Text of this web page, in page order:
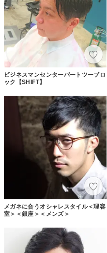
ビジネスマンセンターパートツーブロ
ック【SHIFT】
メガネに合うオシャレスタイル＜理容
室＞＜銀座＞＜メンズ＞